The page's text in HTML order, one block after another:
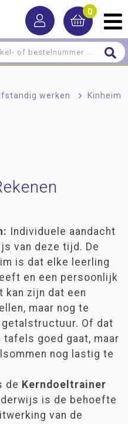
0
werken >
Kinheim
Individuele aandacht
van deze tijd. De
is dat elke leerling
en een persoonlijk
kan zijn dat een
maar nog te
Of dat
goed gaat, maar
nog lastig te
de Kerndoeltrainer
is de behoefte
van de